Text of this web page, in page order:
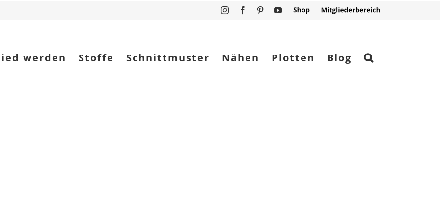
InstagramFacebookPinterestYouTube
Shop Mitgliederbereich
werden Stoffe Schnittmuster Nähen Plotten Blog